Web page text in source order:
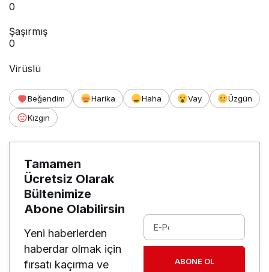
0
Şaşırmış
0
Virüslü
Beğendim Harika Haha Vay
Üzgün
Kızgın
Tamamen
Ücretsiz Olarak
Bültenimize
Abone Olabilirsin
Yeni haberlerden
haberdar olmak için
fırsatı kaçırma ve
ABONE OL